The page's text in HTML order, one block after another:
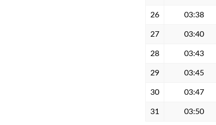
26 03:38
27 03:40
28 03:43
29 03:45
30 03:47
31 03:50